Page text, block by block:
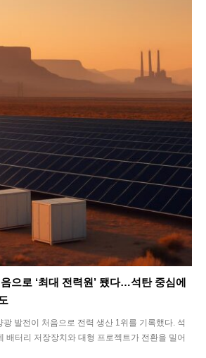
으로 ‘최대 전력원’ 됐다…석탄 중심에
발전이 처음으로 전력 생산 1위를 기록했다. 석
배터리 저장장치와 대형 프로젝트가 전환을 밀어